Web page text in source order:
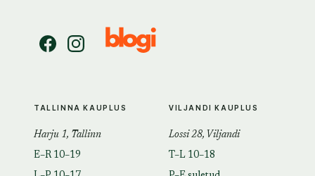
TALLINNA KAUPLUS
Harju 1, Tallinn
E–R 10–19
VILJANDI KAUPLUS
Lossi 28, Viljandi
T–L 10–18